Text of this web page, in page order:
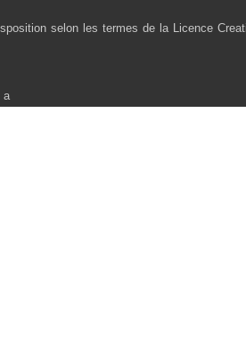
selon les termes de la Licence
a